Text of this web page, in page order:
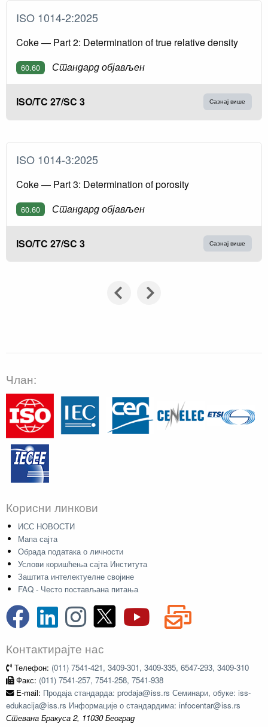
ISO 1014-2:2025
Coke — Part 2: Determination of true relative density
60.60 Стандард објављен
ISO/TC 27/SC 3 Сазнај више
ISO 1014-3:2025
Coke — Part 3: Determination of porosity
60.60 Стандард објављен
ISO/TC 27/SC 3 Сазнај више
Члан:
Корисни линкови
ИСС НОВОСТИ
Мапа сајта
Обрада података о личности
Услови коришћења сајта Института
Заштита интелектуелне својине
FAQ - Често постављана питања
Контактирајте нас
Телефон: (011) 7541-421, 3409-301, 3409-335, 6547-293, 3409-310
Факс: (011) 7541-257, 7541-258, 7541-938
E-mail: Продаја стандарда: prodaja@iss.rs Семинари, обуке: iss-
edukacija@iss.rs Информације о стандардима: infocentar@iss.rs
Стевана Бракуса 2, 11030 Београд